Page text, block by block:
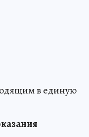
в единую